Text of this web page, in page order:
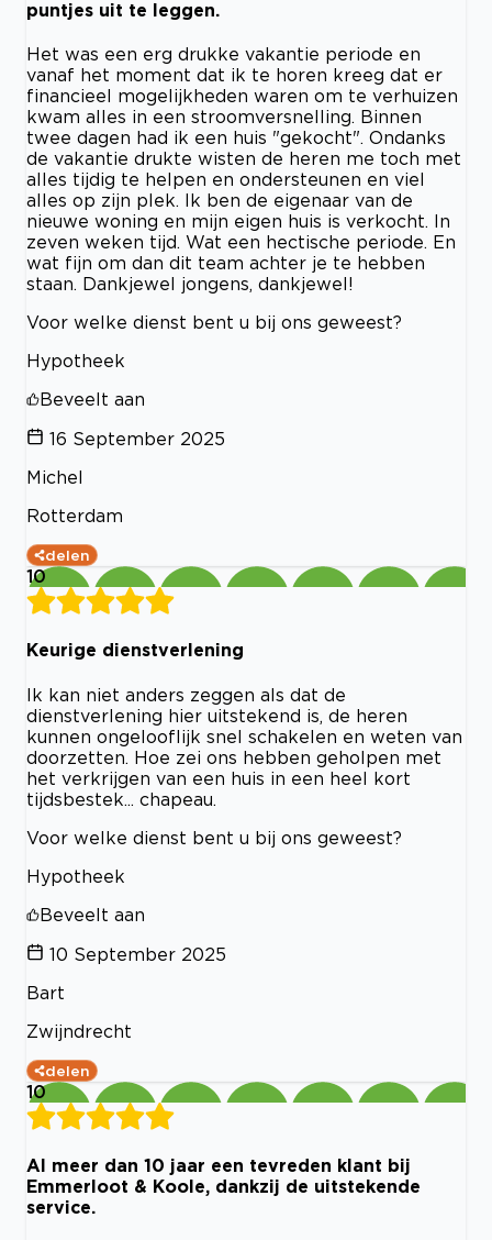
puntjes uit te leggen.
Het was een erg drukke vakantie periode en
vanaf het moment dat ik te horen kreeg dat er
financieel mogelijkheden waren om te verhuizen
kwam alles in een stroomversnelling. Binnen
twee dagen had ik een huis "gekocht". Ondanks
de vakantie drukte wisten de heren me toch met
alles tijdig te helpen en ondersteunen en viel
alles op zijn plek. Ik ben de eigenaar van de
nieuwe woning en mijn eigen huis is verkocht. In
zeven weken tijd. Wat een hectische periode. En
wat fijn om dan dit team achter je te hebben
staan. Dankjewel jongens, dankjewel!
Voor welke dienst bent u bij ons geweest?
Hypotheek
Beveelt aan
16 September 2025
Michel
Rotterdam
delen
10
Keurige dienstverlening
Ik kan niet anders zeggen als dat de
dienstverlening hier uitstekend is, de heren
kunnen ongelooflijk snel schakelen en weten van
doorzetten. Hoe zei ons hebben geholpen met
het verkrijgen van een huis in een heel kort
tijdsbestek... chapeau.
Voor welke dienst bent u bij ons geweest?
Hypotheek
Beveelt aan
10 September 2025
Bart
Zwijndrecht
delen
10
Al meer dan 10 jaar een tevreden klant bij
Emmerloot & Koole, dankzij de uitstekende
service.